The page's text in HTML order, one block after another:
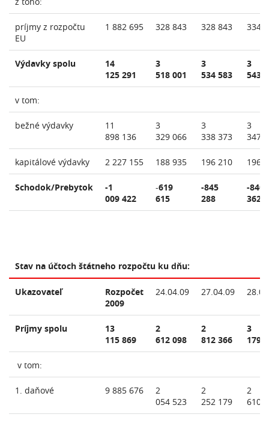
príjmy z rozpočtu
EU
1 882 695 328 843 328 843 334
Výdavky spolu
14
125 291
3
518 001
3
534 583
3
543
v tom:
bežné výdavky
11
898 136
3
329 066
3
338 373
3
347
kapitálové výdavky 2 227 155 188 935 196 210 196
Schodok/Prebytok
-1
009 422
-619
615
-845
288
-840
362
Stav na účtoch štátneho rozpočtu ku dňu:
Ukazovateľ
Rozpočet
2009
24.04.09 27.04.09
Príjmy spolu
13
115 869
2
612 098
2
812 366
3
179
v tom:
1. daňové 9 885 676
2
054 523
2
252 179
2
610